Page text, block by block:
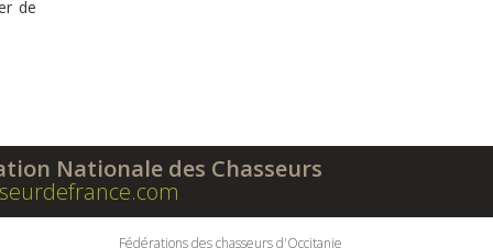
de
Nationale des Chasseurs
Fédérations des chasseurs d'Occitanie